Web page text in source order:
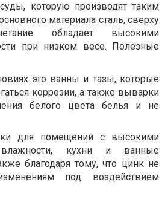
которую производят таким
материала сталь, сверху
обладает высокими
при низком весе. Полезные
это ванны и тазы, которые
коррозии, а также выварки
белого цвета белья и не
для помещений с высокими
влажности, кухни и ванные
благодаря тому, что цинк не
под воздействием